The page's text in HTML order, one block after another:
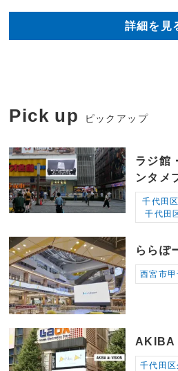
詳細を見
Pick up ピックアップ
ラジ館
ンタメ
千代田
千代田
ららぽ
西宮市
AKIBA
千代田